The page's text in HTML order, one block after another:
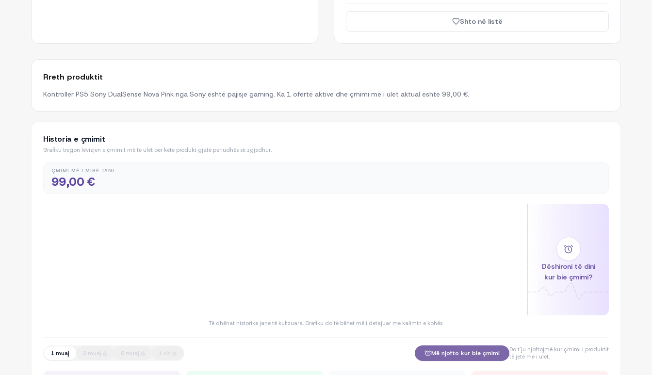
Shto në listë
Rreth produktit
Kontroller PS5 Sony DualSense Nova Pink nga Sony është pajisje gaming. Ka 1 ofertë aktive dhe çmimi më i ulët aktual është 99,00 €.
Historia e çmimit
Grafiku tregon lëvizjen e çmimit më të ulët për këtë produkt gjatë periudhës së zgjedhur.
ÇMIMI MË I MIRË TANI:
99,00 €
Dëshironi të dini
kur bie çmimi?
Të dhënat historike janë të kufizuara. Grafiku do të bëhet më i detajuar me kalimin e kohës.
1 muaj 3 muaj 6 muaj 1 vit Më njofto kur bie çmimi
Do t'ju njoftojmë kur çmimi i produktit
të jetë më i ulët.